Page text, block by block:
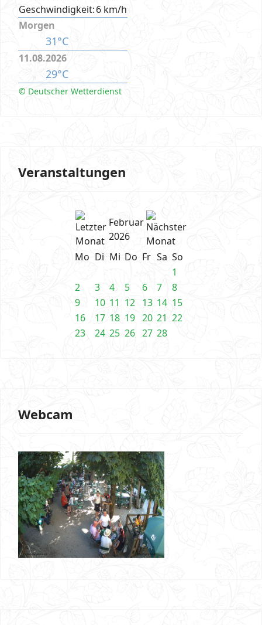
Geschwindigkeit:6 km/h
Morgen
31°C
11.08.2026
29°C
© Deutscher Wetterdienst
Veranstaltungen
Februar
2026
Mo Di Mi Do Fr Sa So
1
2
3 4 5 6 7
8
9
10 11 12 13 14 15
16
17 18 19 20 21 22
23
24 25 26 27 28
Webcam